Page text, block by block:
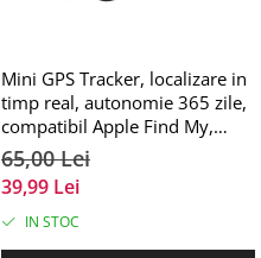
Mini GPS Tracker, localizare in
timp real, autonomie 365 zile,
compatibil Apple Find My,
rezistent la apa, pentru masini,
copii, animale, bagaje, negru,
FIXATO
65,00 Lei
39,99 Lei
IN STOC